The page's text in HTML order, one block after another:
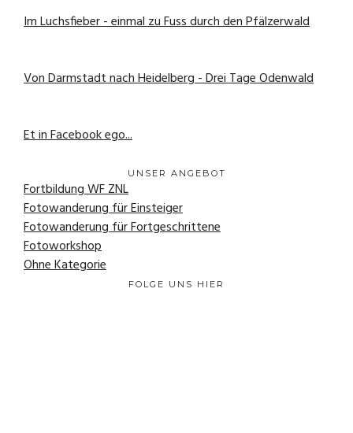
Im Luchsfieber - einmal zu Fuss durch den Pfälzerwald
Von Darmstadt nach Heidelberg - Drei Tage Odenwald
Et in Facebook ego...
UNSER ANGEBOT
Fortbildung WF ZNL
Fotowanderung für Einsteiger
Fotowanderung für Fortgeschrittene
Fotoworkshop
Ohne Kategorie
FOLGE UNS HIER